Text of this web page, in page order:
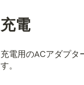
充電
充電用のACアダプタ
す。